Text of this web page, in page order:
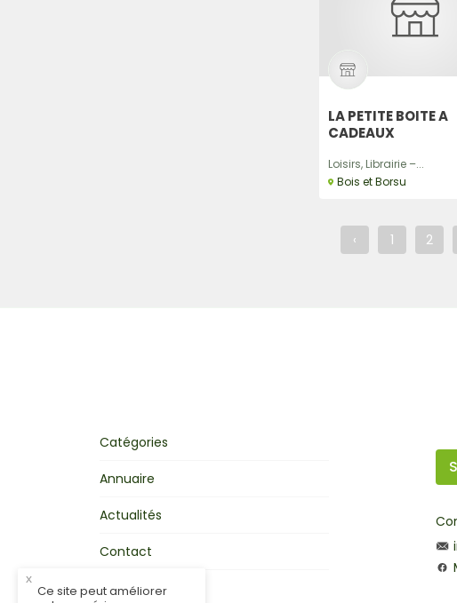
LA PETITE BOITE A
CADEAUX
Loisirs, Librairie –...
Bois et Borsu
‹ 1 2
Catégories
Annuaire
Actualités
Contact
Mon activité
x
Ce site peut améliorer